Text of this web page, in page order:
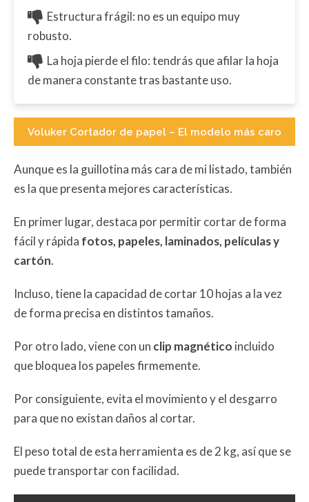
Estructura frágil: no es un equipo muy
robusto.
La hoja pierde el filo: tendrás que afilar la hoja
de manera constante tras bastante uso.
Voluker Cortador de papel – El modelo más caro
Aunque es la guillotina más cara de mi listado, también
es la que presenta mejores características.
En primer lugar, destaca por permitir cortar de forma
fácil y rápida fotos, papeles, laminados, películas y
cartón.
Incluso, tiene la capacidad de cortar 10 hojas a la vez
de forma precisa en distintos tamaños.
Por otro lado, viene con un clip magnético incluido
que bloquea los papeles firmemente.
Por consiguiente, evita el movimiento y el desgarro
para que no existan daños al cortar.
El peso total de esta herramienta es de 2 kg, así que se
puede transportar con facilidad.